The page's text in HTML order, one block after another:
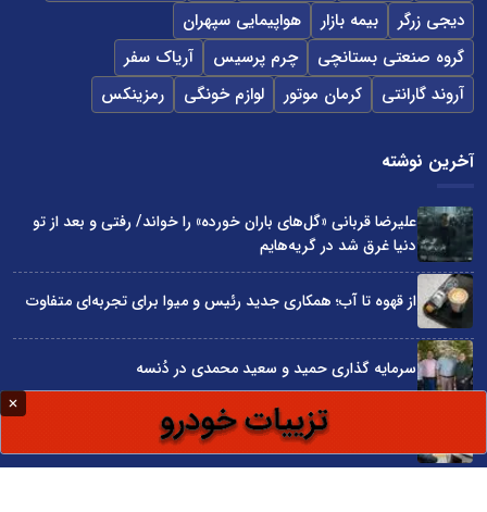
دیجی زرگر
بیمه بازار
هواپیمایی سپهران
گروه صنعتی بستانچی
چرم پرسیس
آریاک سفر
آروند گارانتی
کرمان موتور لوازم خونگی رمزینکس
آخرین نوشته
علیرضا قربانی «گل‌های باران خورده» را خواند/ رفتی و بعد از تو
دنیا غرق شد در گریه‌هایم
از قهوه تا آب؛ همکاری جدید رئیس و میوا برای تجربه‌ای متفاوت
سرمایه گذاری حمید و سعید محمدی در دُنسه
چگونه قیمت واقعی ماشین را قبل از خرید بفهمیم؟